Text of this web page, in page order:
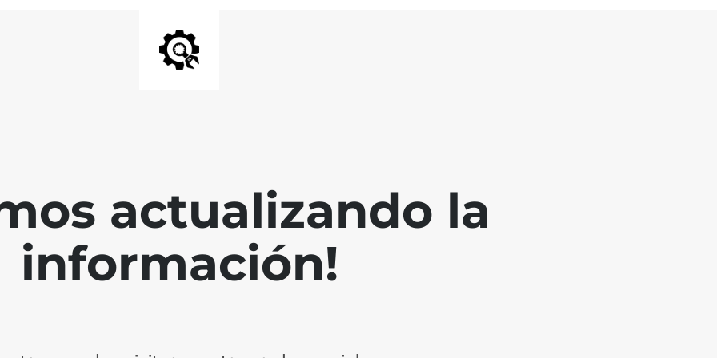
actualizando la
información!